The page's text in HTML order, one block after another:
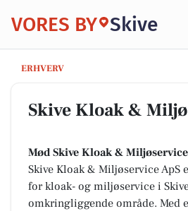
VORES BY Skive
ERHVERV
Skive Kloak & Miljøservice
Skive Kloak &
Mød Skive Kloak & Miljøservice
Skive Kloak & Miljøservice ApS
for kloak- og miljøservice i
omkringliggende område. Med